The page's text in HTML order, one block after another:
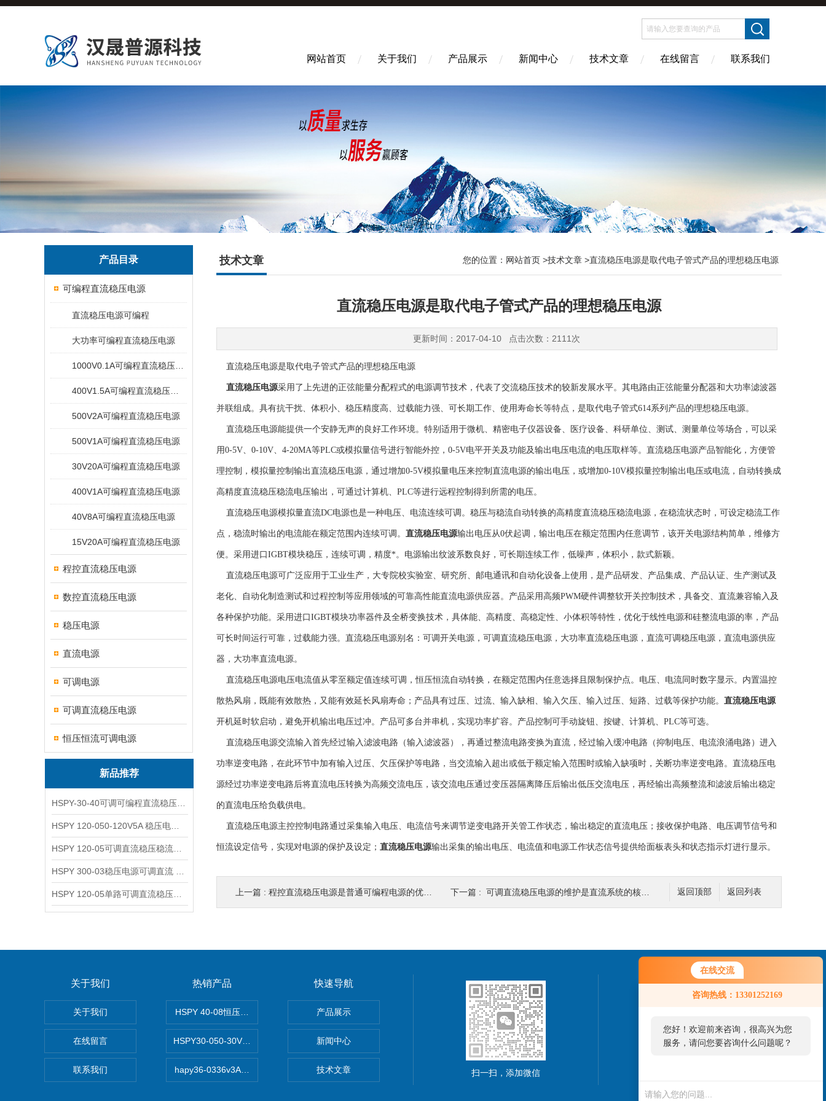
在线交流
咨询热线：13301252169
您好！欢迎前来咨询，很高兴为您
服务，请问您要咨询什么问题呢？
网站首页 关于我们 产品展示 新闻中心 技术文章 在线留言 联系我们
产品目录
可编程直流稳压电源
直流稳压电源可编程
大功率可编程直流稳压电源
500V2A可编程直流稳压电源
500V1A可编程直流稳压电源
30V20A可编程直流稳压电源
400V1A可编程直流稳压电源
40V8A可编程直流稳压电源
15V20A可编程直流稳压电源
程控直流稳压电源
数控直流稳压电源
稳压电源
直流电源
可调电源
可调直流稳压电源
恒压恒流可调电源
新品推荐
技术文章 您的位置： 网站首页 >技术文章 >直流稳压电源是取代电子管式产品的理想稳压电源
直流稳压电源是取代电子管式产品的理想稳压电源
更新时间：2017-04-10 点击次数：2111次
直流稳压电源是取代电子管式产品的理想稳压电源
直流稳压电源采用了上先进的正弦能量分配程式的电源调节技术，代表了交流稳压技术的较新发展水平。其电路由正弦能量分配器和大功率滤波器
并联组成。具有抗干扰、体积小、稳压精度高、过载能力强、可长期工作、使用寿命长等特点，是取代电子管式614系列产品的理想稳压电源。
直流稳压电源能提供一个安静无声的良好工作环境。特别适用于微机、精密电子仪器设备、医疗设备、科研单位、测试、测量单位等场合，可以采
用0-5V、0-10V、4-20MA等PLC或模拟量信号进行智能外控，0-5V电平开关及功能及输出电压电流的电压取样等。直流稳压电源产品智能化，方便管
理控制，模拟量控制输出直流稳压电源，通过增加0-5V模拟量电压来控制直流电源的输出电压，或增加0-10V模拟量控制输出电压或电流，自动转换成
高精度直流稳压稳流电压输出，可通过计算机、PLC等进行远程控制得到所需的电压。
直流稳压电源模拟量直流DC电源也是一种电压、电流连续可调。稳压与稳流自动转换的高精度直流稳压稳流电源，在稳流状态时，可设定稳流工作
点，稳流时输出的电流能在额定范围内连续可调。 直流稳压电源输出电压从0伏起调，输出电压在额定范围内任意调节，该开关电源结构简单，维修方
便。采用进口IGBT模块稳压，连续可调，精度*。电源输出纹波系数良好，可长期连续工作，低噪声，体积小，款式新颖。
直流稳压电源可广泛应用于工业生产，大专院校实验室、研究所、邮电通讯和自动化设备上使用，是产品研发、产品集成、产品认证、生产测试及
老化、自动化制造测试和过程控制等应用领域的可靠高性能直流电源供应器。产品采用高频PWM硬件调整软开关控制技术，具备交、直流兼容输入及
各种保护功能。采用进口IGBT模块功率器件及全桥变换技术，具体能、高精度、高稳定性、小体积等特性，优化于线性电源和硅整流电源的率，产品
可长时间运行可靠，过载能力强。直流稳压电源别名：可调开关电源，可调直流稳压电源，大功率直流稳压电源，直流可调稳压电源，直流电源供应
器，大功率直流电源。
直流稳压电源电压电流值从零至额定值连续可调，恒压恒流自动转换，在额定范围内任意选择且限制保护点。电压、电流同时数字显示。内置温控
散热风扇，既能有效散热，又能有效延长风扇寿命；产品具有过压、过流、输入缺相、输入欠压、输入过压、短路、过载等保护功能。 直流稳压电源
开机延时软启动，避免开机输出电压过冲。产品可多台并串机，实现功率扩容。产品控制可手动旋钮、按键、计算机、PLC等可选。
直流稳压电源交流输入首先经过输入滤波电路（输入滤波器），再通过整流电路变换为直流，经过输入缓冲电路（抑制电压、电流浪涌电路）进入
功率逆变电路，在此环节中加有输入过压、欠压保护等电路，当交流输入超出或低于额定输入范围时或输入缺项时，关断功率逆变电路。直流稳压电
源经过功率逆变电路后将直流电压转换为高频交流电压，该交流电压通过变压器隔离降压后输出低压交流电压，再经输出高频整流和滤波后输出稳定
的直流电压给负载供电。
直流稳压电源主控控制电路通过采集输入电压、电流信号来调节逆变电路开关管工作状态，输出稳定的直流电压；接收保护电路、电压调节信号和
恒流设定信号，实现对电源的保护及设定； 直流稳压电源输出采集的输出电压、电流值和电源工作状态信号提供给面板表头和状态指示灯进行显示。
返回列表
返回顶部
上一篇 : 程控直流稳压电源是普通可编程电源的优化换代产品 下一篇 : 可调直流稳压电源的维护是直流系统的核心工作
关于我们
关于我们
在线留言
联系我们
热销产品
HSPY 40-08恒压恒流恒功率电源
HSPY30-050-30V/-05A可调直流稳压电源
hapy36-0336v3A高精度小型可编程直流稳压电源
快速导航
产品展示
新闻中心
技术文章 扫一扫，添加微信
联系我们
010-82827937